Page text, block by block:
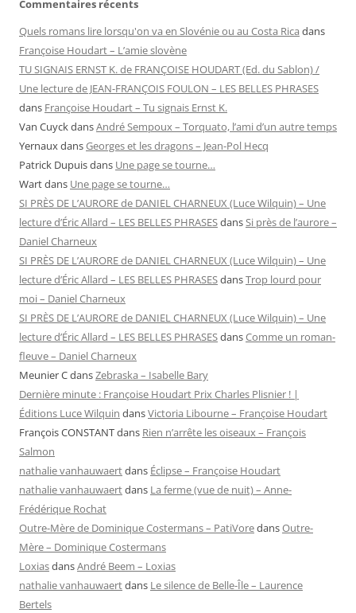
Commentaires récents
Quels romans lire lorsqu'on va en Slovénie ou au Costa Rica dans
Françoise Houdart – L’amie slovène
TU SIGNAIS ERNST K. de FRANÇOISE HOUDART (Ed. du Sablon) /
Une lecture de JEAN-FRANÇOIS FOULON – LES BELLES PHRASES
dans Françoise Houdart – Tu signais Ernst K.
Van CuyckdansAndré Sempoux – Torquato, l’ami d’un autre temps
YernauxdansGeorges et les dragons – Jean-Pol Hecq
Patrick Dupuisdans Une page se tourne…
Wartdans Une page se tourne…
SI PRÈS DE L’AURORE de DANIEL CHARNEUX (Luce Wilquin) – Une
lecture d’Éric Allard – LES BELLES PHRASESdansSi près de l’aurore –
Daniel Charneux
SI PRÈS DE L’AURORE de DANIEL CHARNEUX (Luce Wilquin) – Une
lecture d’Éric Allard – LES BELLES PHRASESdansTrop lourd pour
moi – Daniel Charneux
SI PRÈS DE L’AURORE de DANIEL CHARNEUX (Luce Wilquin) – Une
lecture d’Éric Allard – LES BELLES PHRASESdansComme un roman-
fleuve – Daniel Charneux
Meunier CdansZebraska – Isabelle Bary
Dernière minute : Françoise Houdart Prix Charles Plisnier ! |
Éditions Luce Wilquin dansVictoria Libourne – Françoise Houdart
François CONSTANTdans Rien n’arrête les oiseaux – François
Salmon
nathalie vanhauwaertdans Éclipse – Françoise Houdart
nathalie vanhauwaertdans La ferme (vue de nuit) – Anne-
Frédérique Rochat
Outre-Mère de Dominique Costermans – PatiVoredansOutre-
Mère – Dominique Costermans
LoxiasdansAndré Beem – Loxias
nathalie vanhauwaertdans Le silence de Belle-Île – Laurence
Bertels